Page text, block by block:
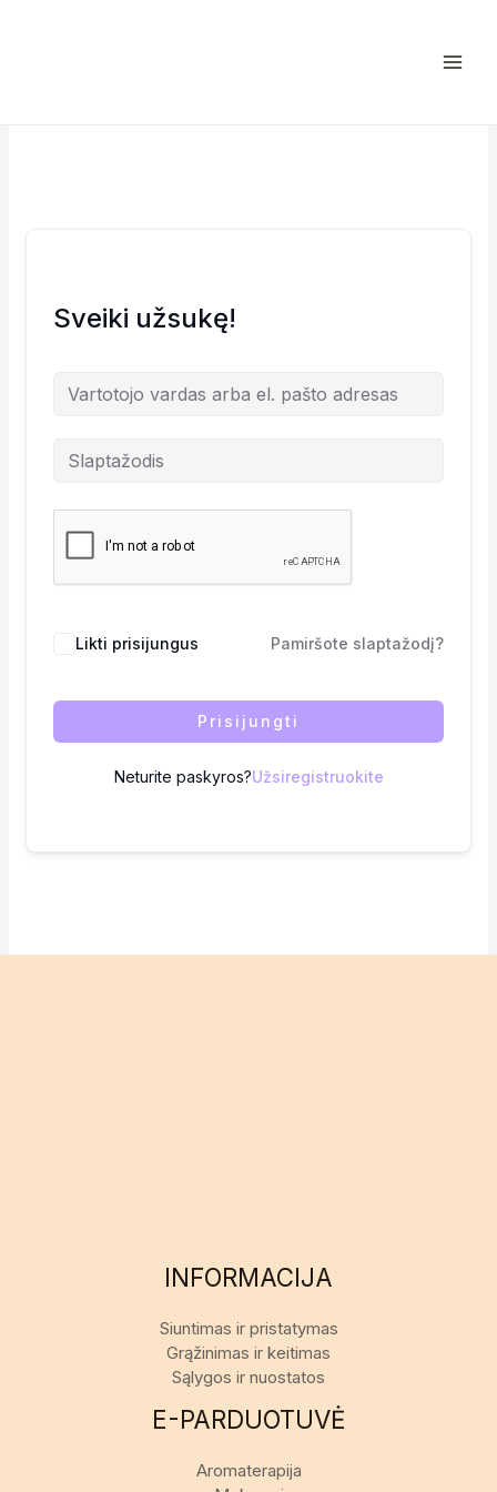
Sveiki užsukę!
Likti prisijungus Pamiršote slaptažodį?
Prisijungti
Neturite paskyros?Užsiregistruokite
INFORMACIJA
Siuntimas ir pristatymas
Grąžinimas ir keitimas
Sąlygos ir nuostatos
E-PARDUOTUVĖ
Aromaterapija